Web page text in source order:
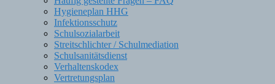
Hygieneplan HHG
Infektionsschutz
Schulsozialarbeit
Streitschlichter / Schulmediation
Schulsanitätsdienst
Verhaltenskodex
Vertretungsplan